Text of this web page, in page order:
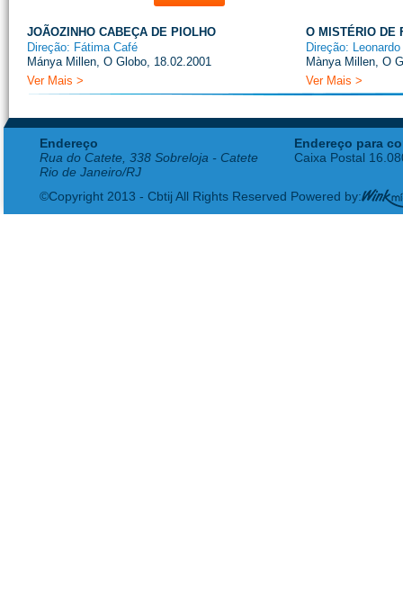
JOÃOZINHO CABEÇA DE PIOLHO
Direção: Fátima Café
Mánya Millen, O Globo, 18.02.2001
Ver Mais >
O MISTÉRIO DE
Direção:
Mànya Millen, O
Ver Mais >
Endereço
Rua do Catete, 338 Sobreloja - Catete
Rio de Janeiro/RJ
Endereço para
Caixa Postal
©Copyright 2013 - Cbtij All Rights Reserved Powered by: